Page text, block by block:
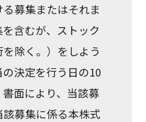
募集またはそれま
含むが、ストック
除く。）をしよう
決定を行う日の10
面により、当該募
募集に係る本株式